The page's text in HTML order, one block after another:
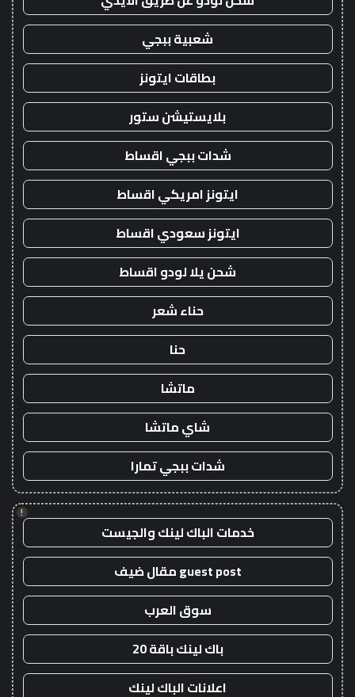
شعبية ببجي
بطاقات ايتونز
بلايستيشن ستور
شدات ببجي اقساط
ايتونز امريكي اقساط
ايتونز سعودي اقساط
شحن يلا لودو اقساط
حناء شعر
حنا
ماتشا
شاي ماتشا
شدات ببجي تمارا
!
خدمات الباك لينك والجيست
guest post مقال ضيف
سوق العرب
باك لينك باقة 20
اعلانات الباك لينك